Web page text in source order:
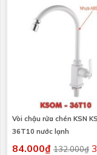
Vòi chậu rửa chén KSN
36T10 nước lạnh
84.000₫ 132.000₫